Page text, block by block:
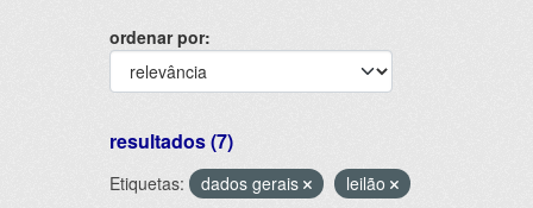
ordenar por
resultados (7)
Etiquetas: dados gerais
leilão